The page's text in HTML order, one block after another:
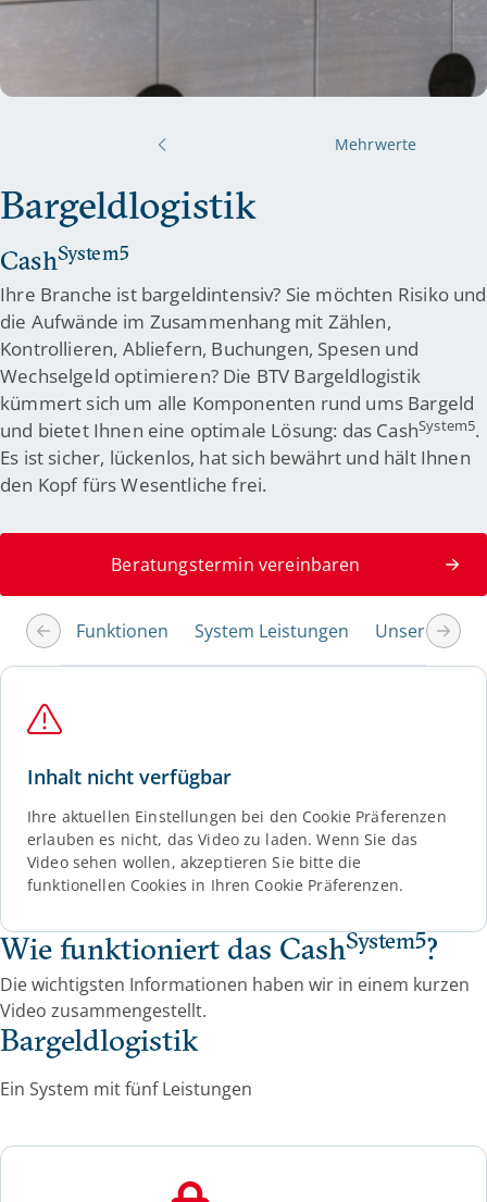
Mehrwerte
Bargeldlogistik
CashSystem5
Ihre Branche ist bargeldintensiv? Sie möchten Risiko und
die Aufwände im Zusammenhang mit Zählen,
Kontrollieren, Abliefern, Buchungen, Spesen und
Wechselgeld optimieren? Die BTV Bargeldlogistik
kümmert sich um alle Komponenten rund ums Bargeld
und bietet Ihnen eine optimale Lösung: das CashSystem5.
Es ist sicher, lückenlos, hat sich bewährt und hält Ihnen
den Kopf fürs Wesentliche frei.
Beratungstermin vereinbaren
Funktionen System Leistungen Unsere
Wie funktioniert das CashSystem5?
Die wichtigsten Informationen haben wir in einem kurzen
Video zusammengestellt.
Inhalt nicht verfügbar
Ihre aktuellen Einstellungen bei den Cookie Präferenzen
erlauben es nicht, das Video zu laden. Wenn Sie das
Video sehen wollen, akzeptieren Sie bitte die
funktionellen Cookies in Ihren Cookie Präferenzen.
Bargeldlogistik
Ein System mit fünf Leistungen